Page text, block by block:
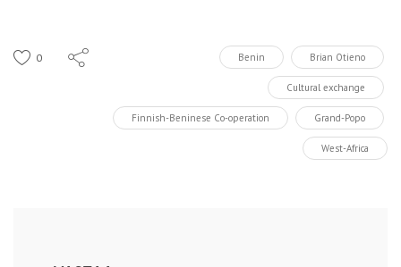
0 Benin Brian Otieno
Cultural exchange
Finnish-Beninese Co-operation Grand-Popo
West-Africa